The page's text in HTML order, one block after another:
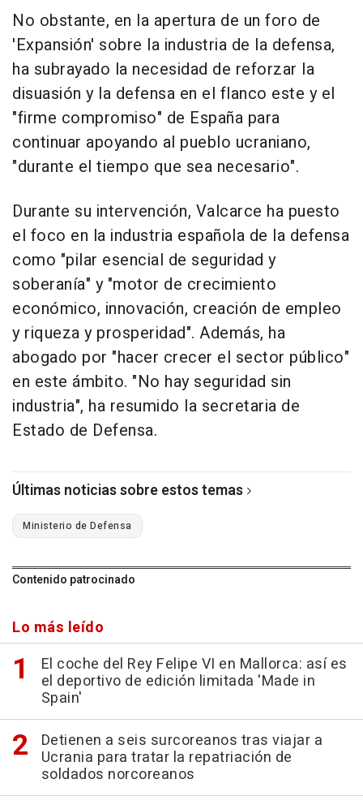
No obstante, en la apertura de un foro de
'Expansión' sobre la industria de la defensa,
ha subrayado la necesidad de reforzar la
disuasión y la defensa en el flanco este y el
"firme compromiso" de España para
continuar apoyando al pueblo ucraniano,
"durante el tiempo que sea necesario".
Durante su intervención, Valcarce ha puesto
el foco en la industria española de la defensa
como "pilar esencial de seguridad y
soberanía" y "motor de crecimiento
económico, innovación, creación de empleo
y riqueza y prosperidad". Además, ha
abogado por "hacer crecer el sector público"
en este ámbito. "No hay seguridad sin
industria", ha resumido la secretaria de
Estado de Defensa.
Últimas noticias sobre estos temas
Ministerio de Defensa
Contenido patrocinado
Lo más leído
El coche del Rey Felipe VI en Mallorca: así es
el deportivo de edición limitada 'Made in
Spain'
Detienen a seis surcoreanos tras viajar a
Ucrania para tratar la repatriación de
soldados norcoreanos